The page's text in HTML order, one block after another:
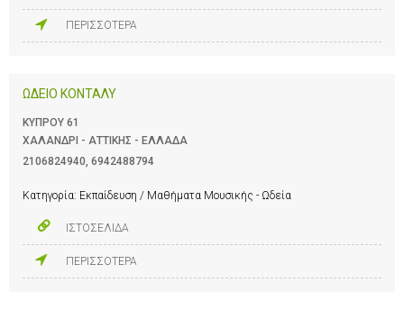
ΠΕΡΙΣΣΟΤΕΡΑ
ΩΔΕΙΟ ΚΟΝΤΑΛΥ
ΚΥΠΡΟΥ 61
ΧΑΛΑΝΔΡΙ - ΑΤΤΙΚΗΣ - ΕΛΛΑΔΑ
2106824940, 6942488794
Κατηγορία: Εκπαίδευση / Μαθήματα Μουσικής - Ωδεία
ΙΣΤΟΣΕΛΙΔΑ
ΠΕΡΙΣΣΟΤΕΡΑ